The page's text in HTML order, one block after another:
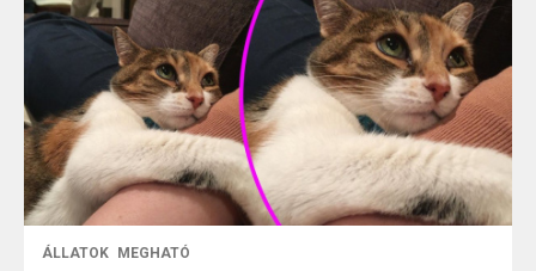
ÁLLATOK MEGHATÓ